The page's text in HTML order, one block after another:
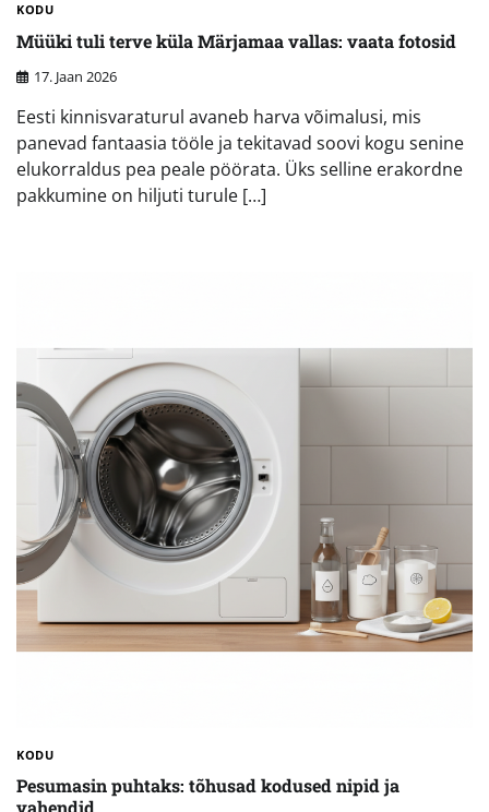
KODU
Müüki tuli terve küla Märjamaa vallas: vaata fotosid
17. Jaan 2026
Eesti kinnisvaraturul avaneb harva võimalusi, mis
panevad fantaasia tööle ja tekitavad soovi kogu senine
elukorraldus pea peale pöörata. Üks selline erakordne
pakkumine on hiljuti turule […]
KODU
Pesumasin puhtaks: tõhusad kodused nipid ja